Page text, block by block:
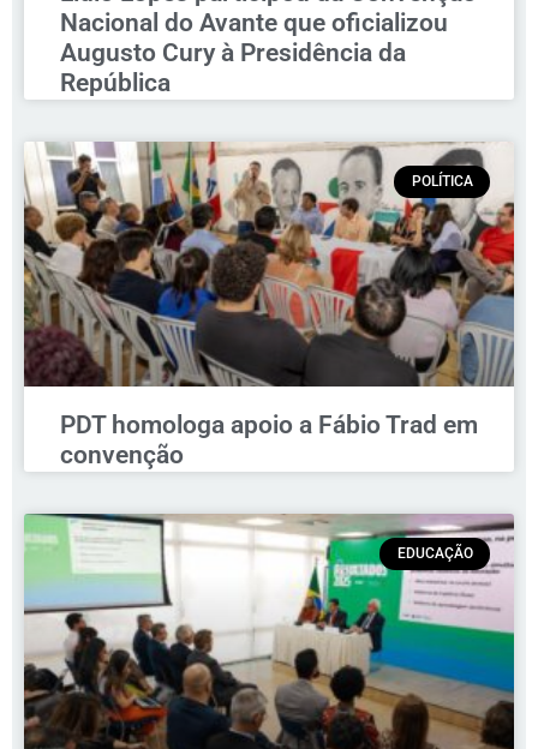
Nacional do Avante que oficializou
Augusto Cury à Presidência da
República
POLÍTICA
PDT homologa apoio a Fábio Trad em
convenção
EDUCAÇÃO